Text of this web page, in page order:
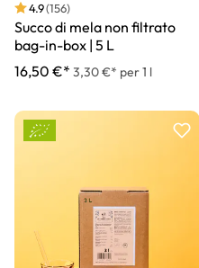
4.9(156)
Succo di mela non filtrato
bag-in-box | 5 L
16,50 €* 3,30 €* per 1 l